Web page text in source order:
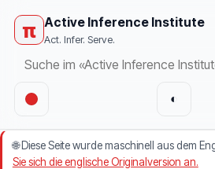
π Active Inference Institute
Act. Infer. Serve.
◐
🌐Diese Seite wurde maschinell aus dem
Sie sich die englische Originalversion an.